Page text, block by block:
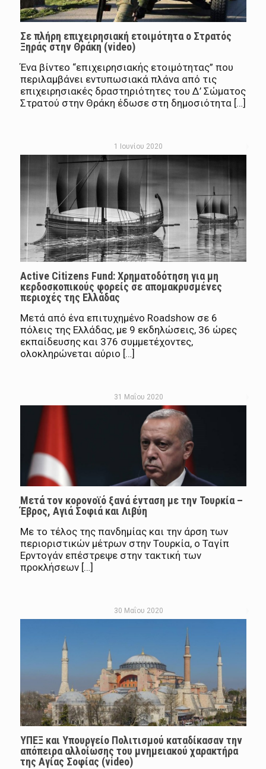
Σε πλήρη επιχειρησιακή ετοιμότητα ο Στρατός
Ξηράς στην Θράκη (video)
Ένα βίντεο “επιχειρησιακής ετοιμότητας” που
περιλαμβάνει εντυπωσιακά πλάνα από τις
επιχειρησιακές δραστηριότητες του Δ’ Σώματος
Στρατού στην Θράκη έδωσε στη δημοσιότητα […]
1 Ιουνίου 2020
Active Citizens Fund: Χρηματοδότηση για μη
κερδοσκοπικούς φορείς σε απομακρυσμένες
περιοχές της Ελλάδας
Μετά από ένα επιτυχημένο Roadshow σε 6
πόλεις της Ελλάδας, με 9 εκδηλώσεις, 36 ώρες
εκπαίδευσης και 376 συμμετέχοντες,
ολοκληρώνεται αύριο […]
31 Μαΐου 2020
Μετά τον κορονοϊό ξανά ένταση με την Τουρκία –
Έβρος, Αγιά Σοφιά και Λιβύη
Με το τέλος της πανδημίας και την άρση των
περιοριστικών μέτρων στην Τουρκία, ο Ταγίπ
Ερντογάν επέστρεψε στην τακτική των
προκλήσεων […]
30 Μαΐου 2020
ΥΠΕΞ και Υπουργείο Πολιτισμού καταδίκασαν την
απόπειρα αλλοίωσης του μνημειακού χαρακτήρα
της Αγίας Σοφίας (video)